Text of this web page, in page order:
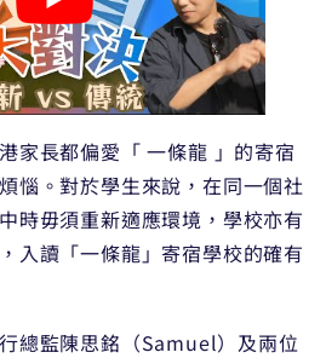
家長都偏愛「 一條龍 」的寄宿
惱。對於學生來說，在同一個社
時毋須重新適應環境，學校亦有
入讀「一條龍」寄宿學校的確有
總監陳思銘（Samuel）及兩位